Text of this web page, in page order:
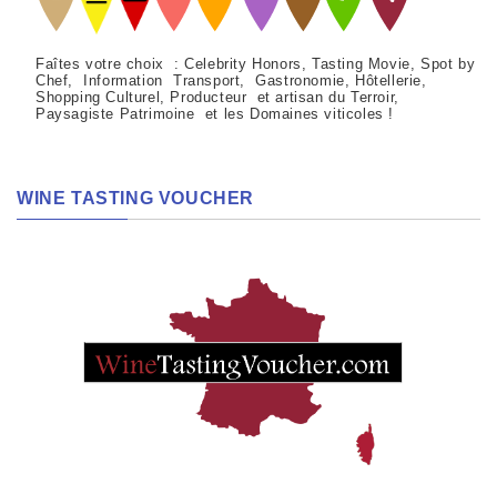
Faîtes votre choix : Celebrity Honors, Tasting Movie, Spot by
Chef, Information Transport, Gastronomie, Hôtellerie,
Shopping Culturel, Producteur et artisan du Terroir,
Paysagiste Patrimoine et les Domaines viticoles !
WINE TASTING VOUCHER